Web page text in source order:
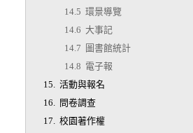
14.5 環景導覽
14.6 大事記
14.7 圖書館統計
14.8 電子報
15. 活動與報名
16. 問卷調查
17. 校園著作權